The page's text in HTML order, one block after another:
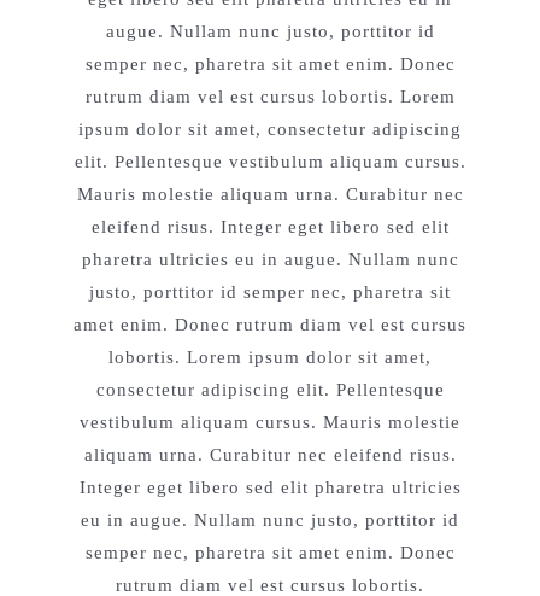
augue. Nullam nunc justo, porttitor id
semper nec, pharetra sit amet enim. Donec
rutrum diam vel est cursus lobortis. Lorem
ipsum dolor sit amet, consectetur adipiscing
elit. Pellentesque vestibulum aliquam cursus.
Mauris molestie aliquam urna. Curabitur nec
eleifend risus. Integer eget libero sed elit
pharetra ultricies eu in augue. Nullam nunc
justo, porttitor id semper nec, pharetra sit
amet enim. Donec rutrum diam vel est cursus
lobortis. Lorem ipsum dolor sit amet,
consectetur adipiscing elit. Pellentesque
vestibulum aliquam cursus. Mauris molestie
aliquam urna. Curabitur nec eleifend risus.
Integer eget libero sed elit pharetra ultricies
eu in augue. Nullam nunc justo, porttitor id
semper nec, pharetra sit amet enim. Donec
rutrum diam vel est cursus lobortis.